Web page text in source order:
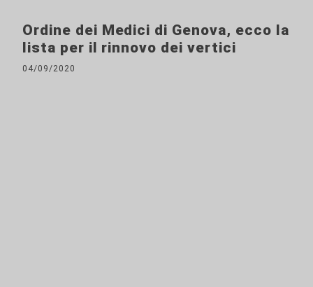
Ordine dei Medici di Genova, ecco la
lista per il rinnovo dei vertici
04/09/2020